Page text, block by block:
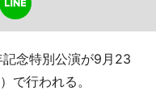
念特別公演が9月23
で行われる。